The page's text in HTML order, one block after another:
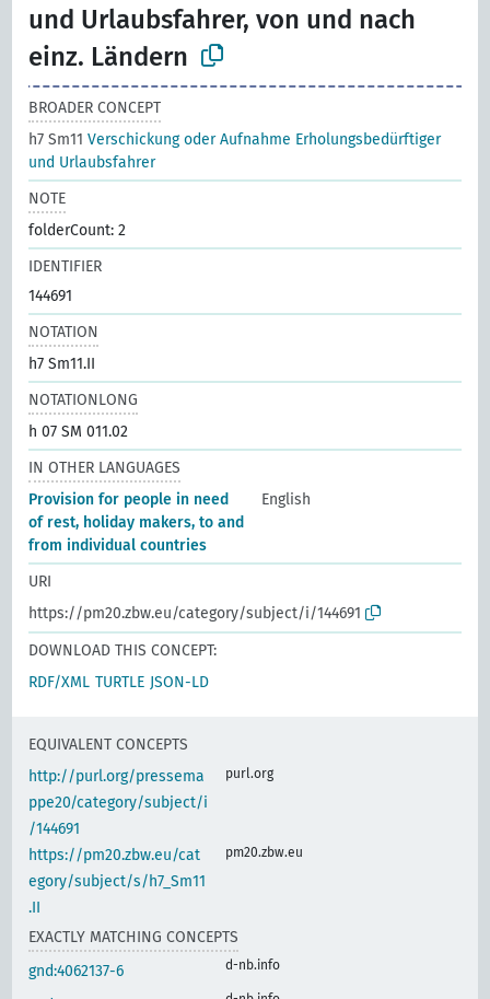
und Urlaubsfahrer, von und nach
einz. Ländern
BROADER CONCEPT
h7 Sm11Verschickung oder Aufnahme Erholungsbedürftiger
und Urlaubsfahrer
NOTE
folderCount: 2
IDENTIFIER
144691
NOTATION
h7 Sm11.II
NOTATIONLONG
h 07 SM 011.02
IN OTHER LANGUAGES
Provision for people in need
of rest, holiday makers, to and
from individual countries
English
URI
https://pm20.zbw.eu/category/subject/i/144691
DOWNLOAD THIS CONCEPT:
RDF/XML TURTLE JSON-LD
EQUIVALENT CONCEPTS
http://purl.org/pressema
ppe20/category/subject/i
/144691
purl.org
https://pm20.zbw.eu/cat
egory/subject/s/h7_Sm11
.II
pm20.zbw.eu
EXACTLY MATCHING CONCEPTS
gnd:4062137-6
d-nb.info